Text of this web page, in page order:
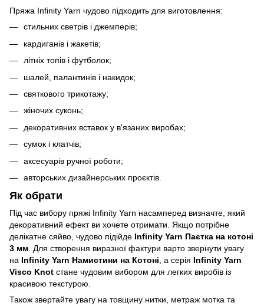
Пряжа Infinity Yarn чудово підходить для виготовлення:
стильних светрів і джемперів;
кардиганів і жакетів;
літніх топів і футболок;
шалей, палантинів і накидок;
святкового трикотажу;
жіночих суконь;
декоративних вставок у в'язаних виробах;
сумок і клатчів;
аксесуарів ручної роботи;
авторських дизайнерських проєктів.
Як обрати
Під час вибору пряжі Infinity Yarn насамперед визначте, який
декоративний ефект ви хочете отримати. Якщо потрібне
делікатне сяйво, чудово підійде Infinity Yarn Паєтка на котоні
3 мм. Для створення виразної фактури варто звернути увагу
на Infinity Yarn Намистини на Котоні, а серія Infinity Yarn
Visco Knot стане чудовим вибором для легких виробів із
красивою текстурою.
Також звертайте увагу на товщину нитки, метраж мотка та